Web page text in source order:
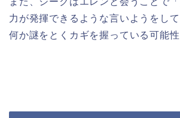
力が発揮できるような言いようをし
何か謎をとくカギを握っている可能性